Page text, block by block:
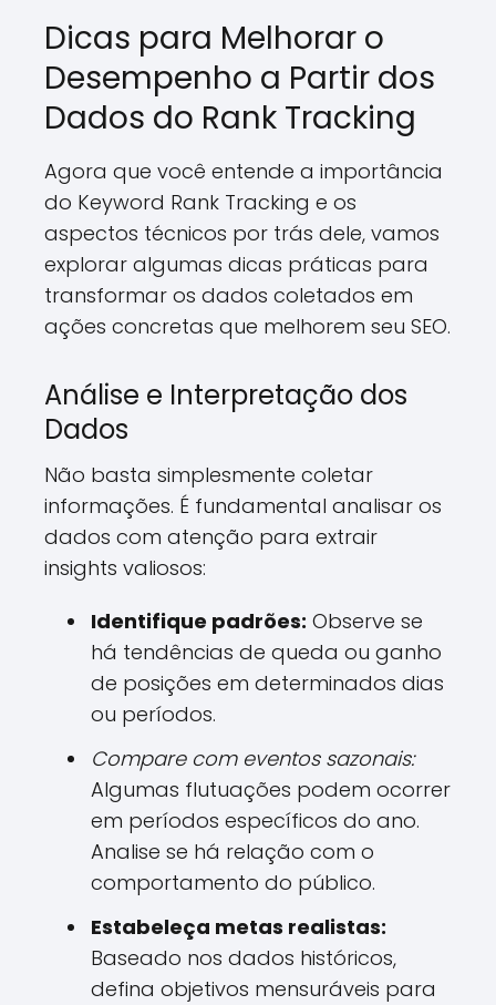
Dicas para Melhorar o
Desempenho a Partir dos
Dados do Rank Tracking
Agora que você entende a importância
do Keyword Rank Tracking e os
aspectos técnicos por trás dele, vamos
explorar algumas dicas práticas para
transformar os dados coletados em
ações concretas que melhorem seu SEO.
Análise e Interpretação dos
Dados
Não basta simplesmente coletar
informações. É fundamental analisar os
dados com atenção para extrair
insights valiosos:
Identifique padrões: Observe se
há tendências de queda ou ganho
de posições em determinados dias
ou períodos.
Compare com eventos sazonais:
Algumas flutuações podem ocorrer
em períodos específicos do ano.
Analise se há relação com o
comportamento do público.
Estabeleça metas realistas:
Baseado nos dados históricos,
defina objetivos mensuráveis para